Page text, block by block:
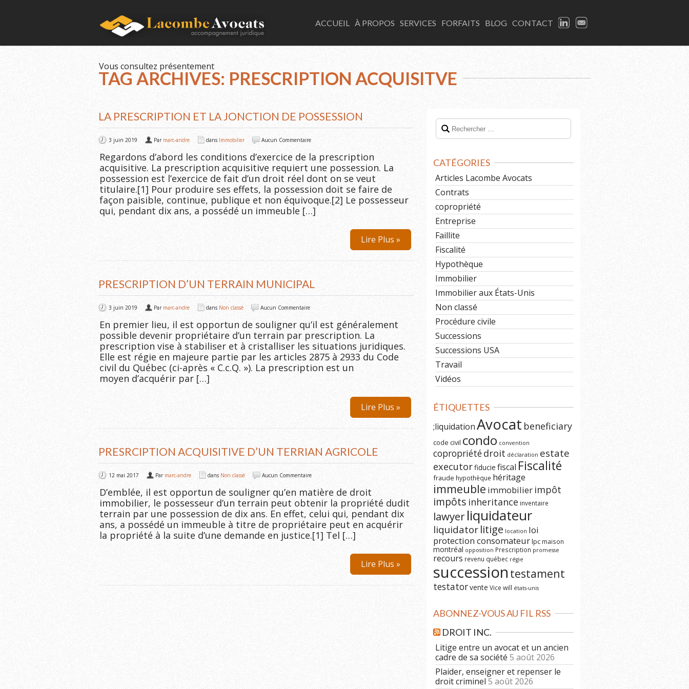
LACOMBE AVOCATS
ACCUEIL À PROPOS SERVICES FORFAITS BLOG CONTACT
LINKEDIN
Vous consultez présentement
TAG ARCHIVES: PRESCRIPTION ACQUISITVE
LA PRESCRIPTION ET LA JONCTION DE POSSESSION
3 juin 2019 Par marc-andre dans Immobilier Aucun Commentaire
Regardons d’abord les conditions d’exercice de la prescription
acquisitive. La prescription acquisitive requiert une possession. La
possession est l’exercice de fait d’un droit réel dont on se veut
titulaire.[1] Pour produire ses effets, la possession doit se faire de
façon paisible, continue, publique et non équivoque.[2] Le possesseur
qui, pendant dix ans, a possédé un immeuble […]
Lire Plus »
PRESCRIPTION D’UN TERRAIN MUNICIPAL
3 juin 2019 Par marc-andre dans Non classé Aucun Commentaire
En premier lieu, il est opportun de souligner qu’il est généralement
possible devenir propriétaire d’un terrain par prescription. La
prescription vise à stabiliser et à cristalliser les situations juridiques.
Elle est régie en majeure partie par les articles 2875 à 2933 du Code
civil du Québec (ci-après « C.c.Q. »). La prescription est un
moyen d’acquérir par […]
Lire Plus »
PRESRCIPTION ACQUISITIVE D’UN TERRIAN AGRICOLE
12 mai 2017 Par marc-andre dans Non classé Aucun Commentaire
D’emblée, il est opportun de souligner qu’en matière de droit
immobilier, le possesseur d’un terrain peut obtenir la propriété dudit
terrain par une possession de dix ans. En effet, celui qui, pendant dix
ans, a possédé un immeuble à titre de propriétaire peut en acquérir
la propriété à la suite d’une demande en justice.[1] Tel […]
Lire Plus »
CATÉGORIES
Articles Lacombe Avocats
Contrats
copropriété
Entreprise
Faillite
Fiscalité
Hypothèque
Immobilier
Immobilier aux États-Unis
Non classé
Procédure civile
Successions
Successions USA
Travail
Vidéos
ÉTIQUETTES
;liquidationAvocat beneficiary
code civil condo convention
copropriétédroit déclaration estate
executorfiducie fiscal Fiscalité
fraude hypothèque héritage
immeuble immobilier impôt
impôts inheritance inventaire
lawyerliquidateur
liquidatorlitige location loi
protection consomateurlpc maison
montréal opposition Prescription promesse
recours revenu québec régie
succession testament
testatorvente Vice will états-unis
ABONNEZ-VOUS AU FIL RSS
DROIT INC.
Litige entre un avocat et un ancien
cadre de sa société 5 août 2026
Plaider, enseigner et repenser le
droit criminel 5 août 2026